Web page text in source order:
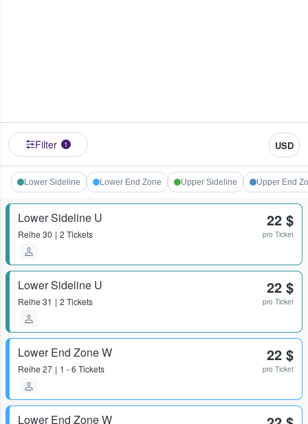
Filter 1 USD
Lower Sideline Lower End Zone Upper Sideline Upper End
Lower Sideline U
Reihe 30 2 Tickets
22 $
pro Ticket
Lower Sideline U
Reihe 31 2 Tickets
22 $
pro Ticket
Lower End Zone W
Reihe 27 1 - 6 Tickets
22 $
pro Ticket
Lower End Zone W